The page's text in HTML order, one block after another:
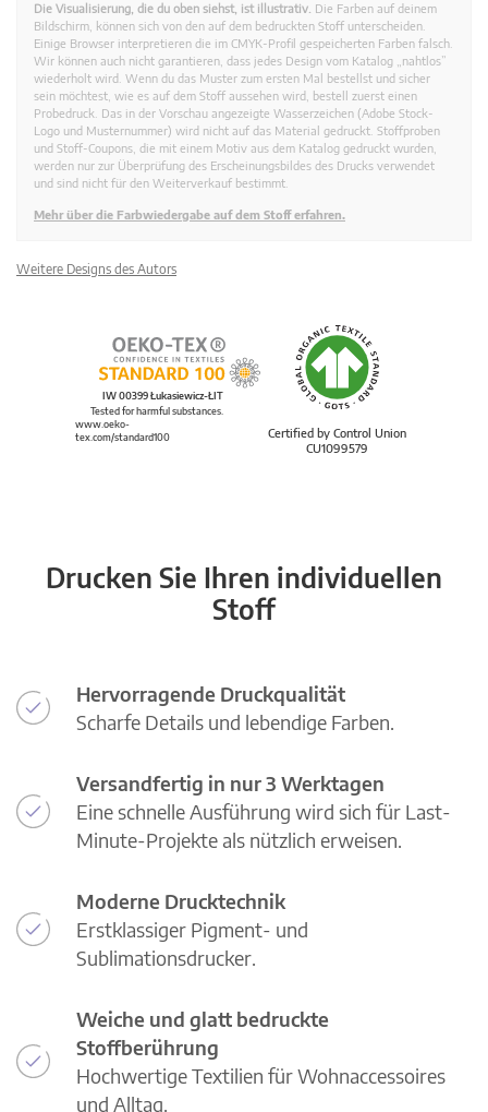
Die Visualisierung, die du oben siehst, ist illustrativ. Die Farben auf deinem
Bildschirm, können sich von den auf dem bedruckten Stoff unterscheiden.
Einige Browser interpretieren die im CMYK-Profil gespeicherten Farben falsch.
Wir können auch nicht garantieren, dass jedes Design vom Katalog „nahtlos”
wiederholt wird. Wenn du das Muster zum ersten Mal bestellst und sicher
sein möchtest, wie es auf dem Stoff aussehen wird, bestell zuerst einen
Probedruck. Das in der Vorschau angezeigte Wasserzeichen (Adobe Stock-
Logo und Musternummer) wird nicht auf das Material gedruckt. Stoffproben
und Stoff-Coupons, die mit einem Motiv aus dem Katalog gedruckt wurden,
werden nur zur Überprüfung des Erscheinungsbildes des Drucks verwendet
und sind nicht für den Weiterverkauf bestimmt.
Mehr über die Farbwiedergabe auf dem Stoff erfahren.
Weitere Designs des Autors
Certified by Control Union
CU1099579
IW 00399 Łukasiewicz-ŁIT
Tested for harmful substances.
www.oeko-
tex.com/standard100
Drucken Sie Ihren individuellen
Stoff
Hervorragende Druckqualität
Scharfe Details und lebendige Farben.
Versandfertig in nur 3 Werktagen
Eine schnelle Ausführung wird sich für Last-
Minute-Projekte als nützlich erweisen.
Moderne Drucktechnik
Erstklassiger Pigment- und
Sublimationsdrucker.
Weiche und glatt bedruckte
Stoffberührung
Hochwertige Textilien für Wohnaccessoires
und Alltag.